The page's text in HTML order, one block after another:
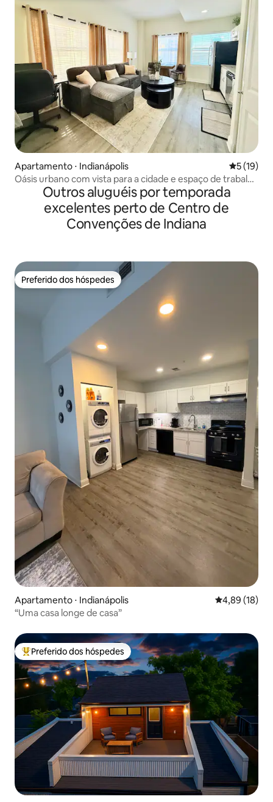
Apartamento ⋅ Indianápolis 5 de uma
5 (19)
Oásis urbano com vista para a cidade e espaço de trabalho
dedicado!Outros aluguéis por temporada
excelentes perto de Centro de
Convenções de Indiana
Preferido dos hóspedes
Preferido dos hóspedes
Apartamento ⋅ Indianápolis 4,89 de uma
4,89 (18)
“Uma casa longe de casa”
Entre os melhores preferidos dos hóspedes
Preferido dos hóspedes